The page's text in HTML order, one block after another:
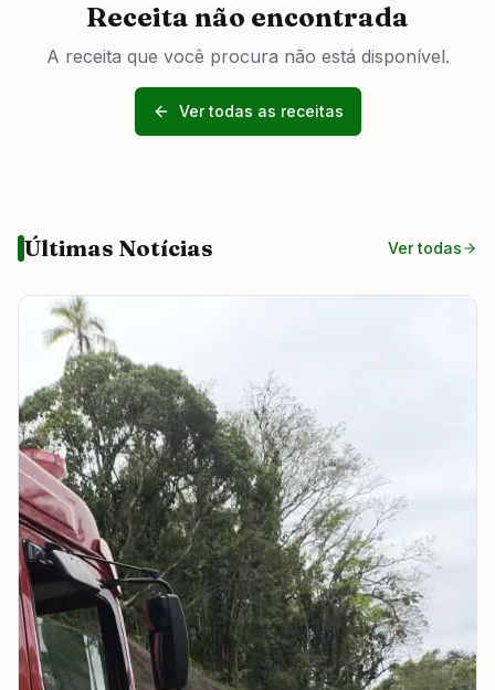
Receita não encontrada
A receita que você procura não está disponível.
Ver todas as receitas
Últimas Notícias Ver todas